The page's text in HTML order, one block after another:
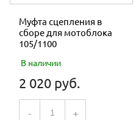
Муфта сцепления в
сборе для мотоблока
105/1100
В наличии
2 020 руб.
- +